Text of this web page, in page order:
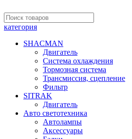
категория
SHACMAN
Двигатель
Система охлаждения
Тормозная система
Трансмиссия, сцепление
Фильтр
SITRAK
Двигатель
Авто светотехника
Автолампы
Аксессуары